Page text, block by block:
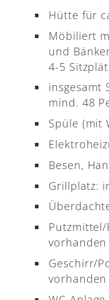
Hütte für
Möbiliert
und
4-5
insgesamt
mind. 48
Spüle (mit
Besen,
Grillplatz:
Putzmittel/
vorhanden
Geschirr/
vorhanden